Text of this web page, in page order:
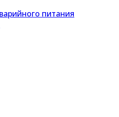
питания